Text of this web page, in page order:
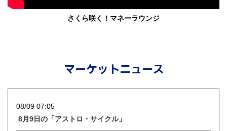
さくら咲く！マネーラウンジ
マーケットニュース
08/09 07:05
8月9日の「アストロ・サイクル」